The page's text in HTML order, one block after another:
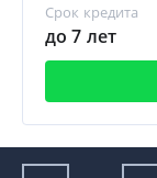
Срок кредита
до 7 лет